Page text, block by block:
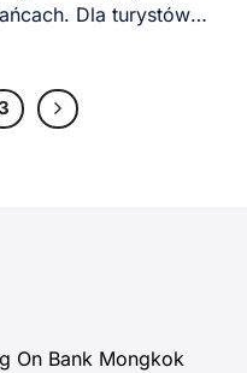
Dla turystów
On Bank Mongkok